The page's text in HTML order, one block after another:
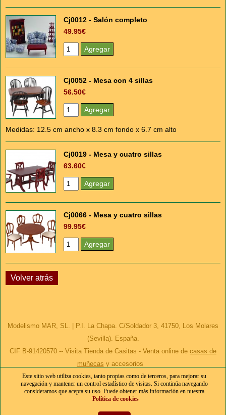
Cj0012 - Salón completo
49.95€
Cj0052 - Mesa con 4 sillas
56.50€
Medidas: 12.5 cm ancho x 8.3 cm fondo x 6.7 cm alto
Cj0019 - Mesa y cuatro sillas
63.60€
Cj0066 - Mesa y cuatro sillas
99.95€
Volver atrás
Modelismo MAR, SL. | P.I. La Chapa. C/Soldador 3, 41750, Los Molares
(Sevilla). España.
CIF B-91420570 -- Visita Tienda de Casitas - Venta online de casas de
muñecas y accesorios
Condiciones generales|Envíos y devoluciones|Política de cookies
Política de privacidad
Este sitio web utiliza cookies, tanto propias como de terceros, para mejorar su
navegación y mantener un control estadístico de visitas. Si continúa navegando
consideramos que acepta su uso. Puede obtener más información en nuestra
Política de cookies